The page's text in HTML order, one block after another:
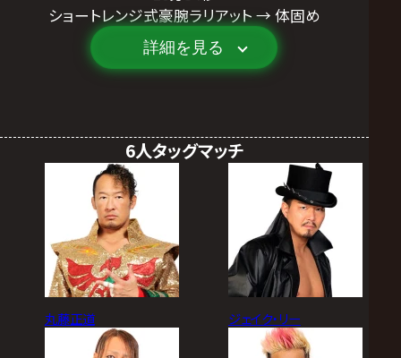
ショートレンジ式豪腕ラリアット → 体固め
詳細を見る
6人タッグマッチ
丸藤正道 ジェイク・リー